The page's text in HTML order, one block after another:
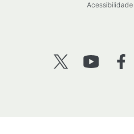
Acessibilidade